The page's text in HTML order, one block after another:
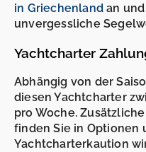
in Griechenland an
unvergessliche
Yachtcharter
Abhängig von der
diesen Yachtcharter
pro Woche.
finden Sie in Optionen
Yachtcharterkaution